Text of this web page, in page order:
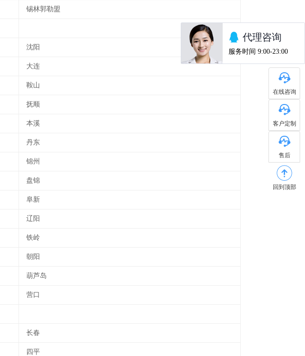
锡林郭勒盟
沈阳
大连
鞍山
抚顺
本溪
丹东
锦州
盘锦
阜新
辽阳
铁岭
朝阳
葫芦岛
营口
长春
四平
在线咨询
客户定制
售后
回到顶部